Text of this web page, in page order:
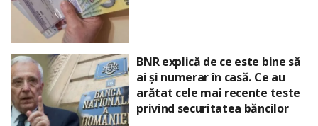
BNR explică de ce este bine să
ai și numerar în casă. Ce au
arătat cele mai recente teste
privind securitatea băncilor